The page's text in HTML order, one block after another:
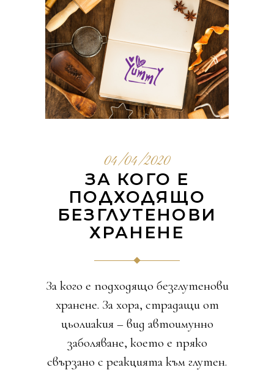
04/04/2020
ЗА КОГО Е
ПОДХОДЯЩО
БЕЗГЛУТЕНОВИ
ХРАНЕНЕ
За кого е подходящо безглутенови
хранене. За хора, страдащи от
цьолиакия – вид автоимунно
заболяване, което е пряко
свързано с реакцията към глутен.